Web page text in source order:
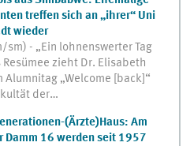
treffen sich an „ihrer“ Uni
wieder
sm) - „Ein lohnenswerter Tag
zieht Dr. Elisabeth
Alumnitag „Welcome [back]“
der…
(Ärzte)Haus: Am
Damm 16 werden seit 1957